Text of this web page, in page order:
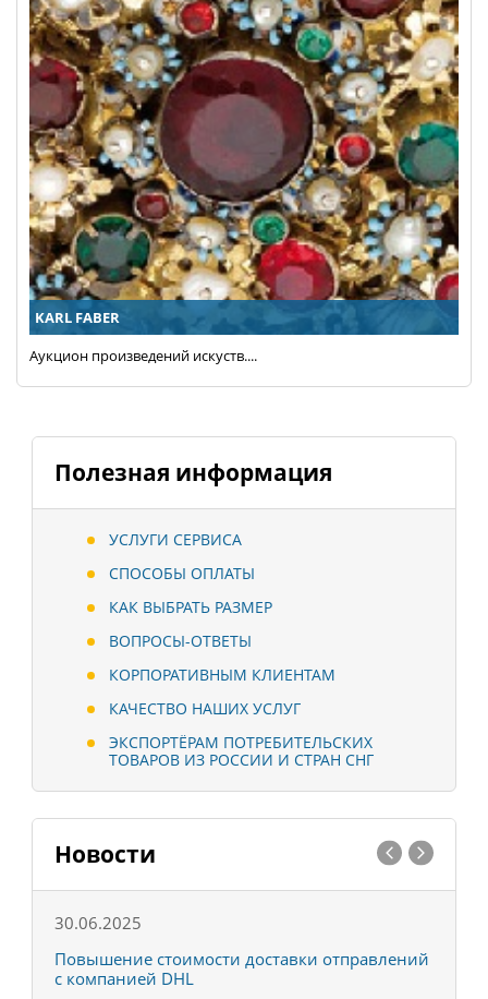
Полезная информация
УСЛУГИ СЕРВИСА
СПОСОБЫ ОПЛАТЫ
КАК ВЫБРАТЬ РАЗМЕР
ВОПРОСЫ-ОТВЕТЫ
КОРПОРАТИВНЫМ КЛИЕНТАМ
КАЧЕСТВО НАШИХ УСЛУГ
ЭКСПОРТЁРАМ ПОТРЕБИТЕЛЬСКИХ
ТОВАРОВ ИЗ РОССИИ И СТРАН СНГ
Новости
30.06.2025
Повышение стоимости доставки отправлений
с компанией DHL
KARL FABER
Аукцион произведений искуств....